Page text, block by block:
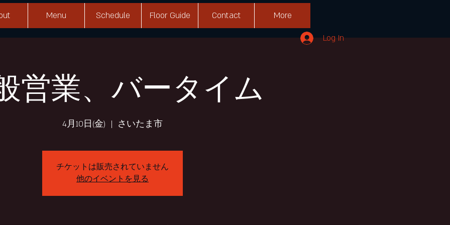
Menu Schedule Floor Guide Contact More
Log In
営業、バータイム
4月10日(金)
  |
さいたま市
チケットは販売されていません
他のイベントを見る